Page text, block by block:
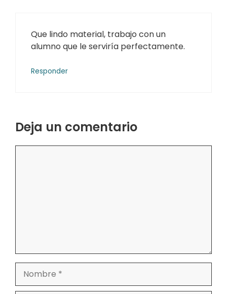
Que lindo material, trabajo con un
alumno que le serviría perfectamente.
Responder
Deja un comentario
Nombre